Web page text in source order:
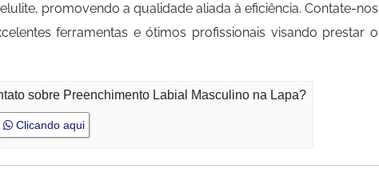
promovendo a qualidade aliada à eficiência. Contate-nos
ferramentas e ótimos profissionais visando prestar o
sobre Preenchimento Labial Masculino na Lapa?
Clicando aqui